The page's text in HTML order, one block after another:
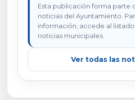
Esta publicación forma parte
noticias del Ayuntamiento.
información, accede al
noticias municipales.
Ver todas las